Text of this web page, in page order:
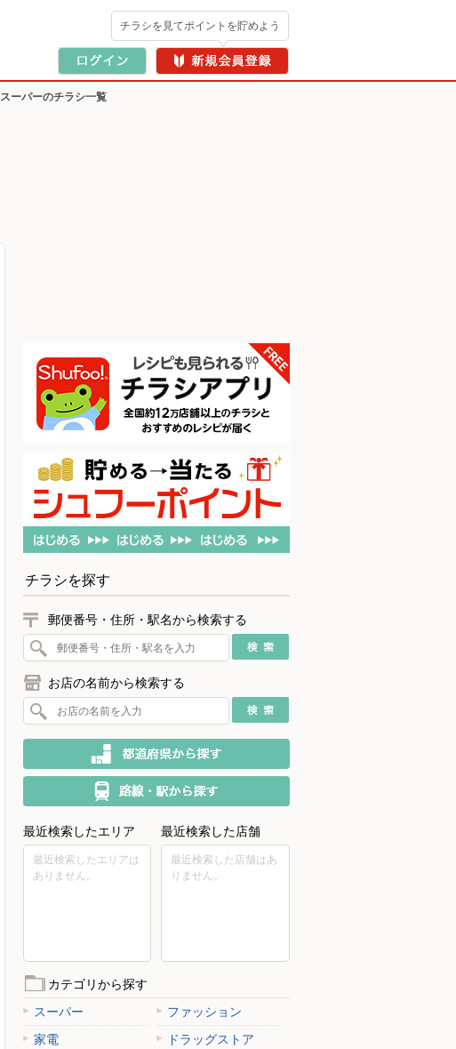
チラシを見てポイントを貯めよう
スーパーのチラシ一覧
チラシを探す
郵便番号・住所・駅名から検索する
お店の名前から検索する
最近検索したエリア
最近検索したエリアは
ありません。
最近検索した店舗
最近検索した店舗はあ
りません。
カテゴリから探す
スーパー
ファッション
家電
ドラッグストア